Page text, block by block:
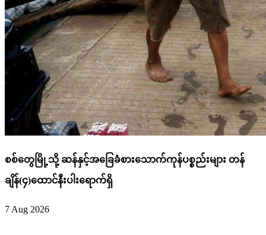
စစ်တွေမြို့သို့ ဆန်နှင့်အခြေခံစားသောက်ကုန်ပစ္စည်းများ တန်
ချိန်(၄)ထောင်နီးပါးရောက်ရှိ
7 Aug 2026